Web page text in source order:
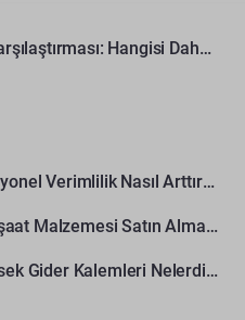
Gazbeton, Tuğla ve Bims Karşılaştırması: Hangisi Daha Avantajlı?
Maden Ocaklarında Operasyonel Verimlilik Nasıl Arttırılır?
Müteahhitler İçin Toptan İnşaat Malzemesi Satın Alma Rehberi
Maden Ocaklarında En Yüksek Gider Kalemleri Nelerdir?